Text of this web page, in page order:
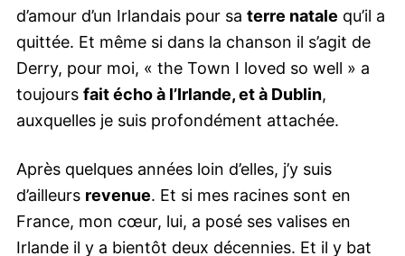
d’amour d’un Irlandais pour sa terre natale qu’il a
quittée. Et même si dans la chanson il s’agit de
Derry, pour moi, « the Town I loved so well » a
toujours fait écho à l’Irlande, et à Dublin,
auxquelles je suis profondément attachée.
Après quelques années loin d’elles, j’y suis
d’ailleurs revenue. Et si mes racines sont en
France, mon cœur, lui, a posé ses valises en
Irlande il y a bientôt deux décennies. Et il y bat